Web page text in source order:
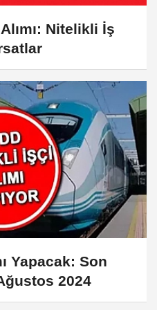
Nitelikli İş
Yapacak: Son
2024